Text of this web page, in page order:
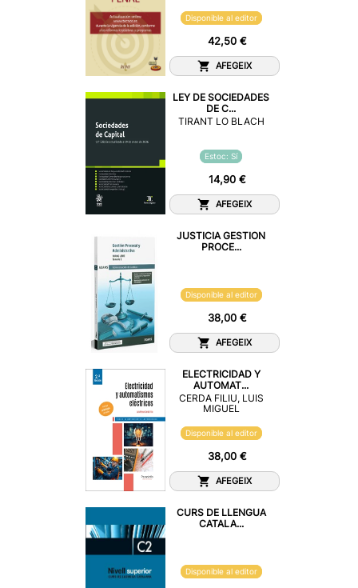
Disponible al editor
42,50 €
AFEGEIX
LEY DE SOCIEDADES
DE C...
TIRANT LO BLACH
Estoc: Sí
14,90 €
AFEGEIX
JUSTICIA GESTION
PROCE...
Disponible al editor
38,00 €
AFEGEIX
ELECTRICIDAD Y
AUTOMAT...
CERDA FILIU, LUIS
MIGUEL
Disponible al editor
38,00 €
AFEGEIX
CURS DE LLENGUA
CATALA...
Disponible al editor